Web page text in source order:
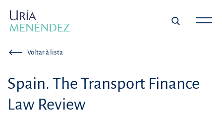
Voltar à lista
Spain. The Transport Finance
Law Review